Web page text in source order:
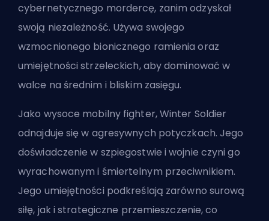
cybernetycznego mordercę, zanim odzyskał
swoją niezależność. Używa swojego
wzmocnionego bionicznego ramienia oraz
umiejętności strzeleckich, aby dominować w
walce na średnim i bliskim zasięgu.
Jako wysoce mobilny fighter, Winter Soldier
odnajduje się w agresywnych potyczkach. Jego
doświadczenie w szpiegostwie i wojnie czyni go
wyrachowanym i śmiertelnym przeciwnikiem.
Jego umiejętności podkreślają zarówno surową
siłę, jak i strategiczne przemieszczenie, co